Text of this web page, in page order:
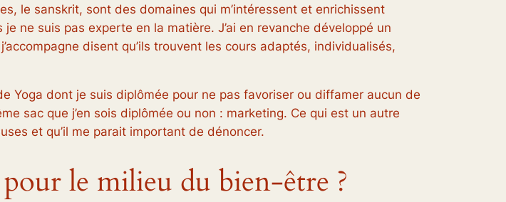
le sanskrit, sont des domaines qui m’intéressent et enrichissent
ne suis pas experte en la matière. J’ai en revanche développé un
disent qu’ils trouvent les cours adaptés, individualisés,
Yoga dont je suis diplômée pour ne pas favoriser ou diffamer aucun de
sac que j’en sois diplômée ou non : marketing. Ce qui est un autre
et qu’il me parait important de dénoncer.
le milieu du bien-être ?